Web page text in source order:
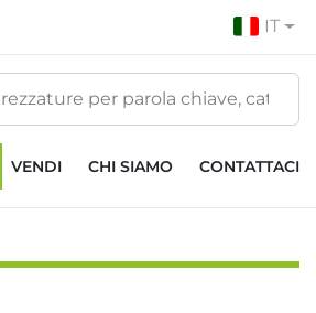
IT
VENDI CHI SIAMO CONTATTACI